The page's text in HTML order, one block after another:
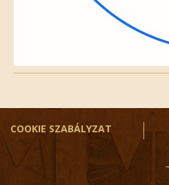
COOKIE SZABÁLYZAT